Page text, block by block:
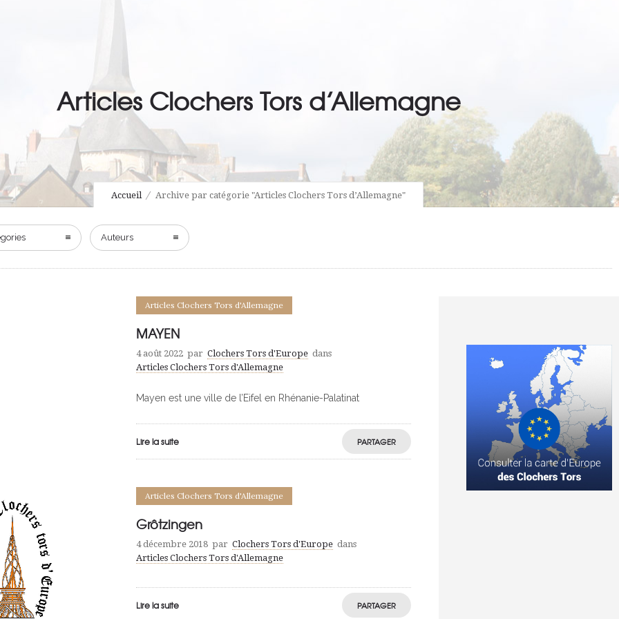
Articles Clochers Tors d’Allemagne
Accueil Archive par catégorie "Articles Clochers Tors d’Allemagne"
Auteurs
Articles Clochers Tors d'Allemagne
MAYEN
4 août 2022 par Clochers Tors d'Europe dans
Articles Clochers Tors d'Allemagne
Mayen est une ville de l’Eifel en Rhénanie-Palatinat
Lire la suite PARTAGER
Articles Clochers Tors d'Allemagne
Grôtzingen
4 décembre 2018 par Clochers Tors d'Europe dans
Articles Clochers Tors d'Allemagne
Lire la suite PARTAGER